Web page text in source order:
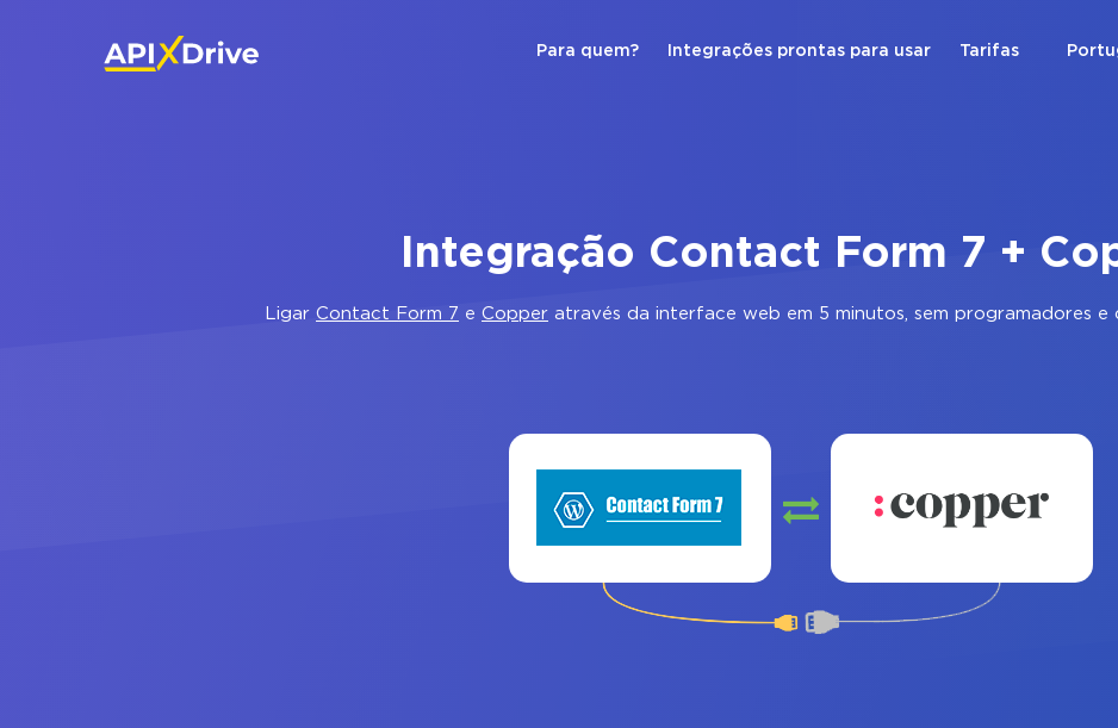
Para quem? Integrações prontas para usar Tarifas
Integração Contact Form 7 +
Ligar Contact Form 7 e Copper através da interface web em 5 minutos, sem programadores e